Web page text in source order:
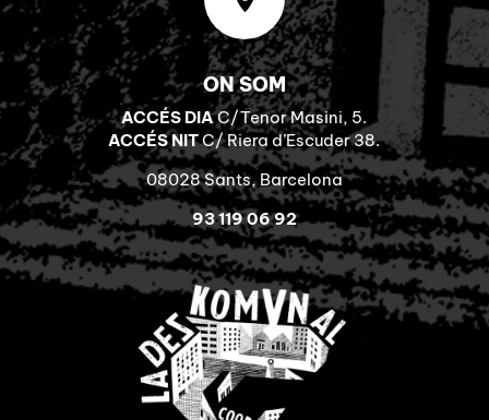
ON SOM
ACCÉS DIAC/Tenor Masini, 5.
ACCÉS NITC/ Riera d’Escuder 38.
08028 Sants, Barcelona
93 119 06 92